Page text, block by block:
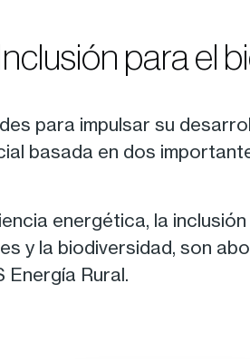
para el
para impulsar su
basada en dos
energética, la
y la biodiversidad, son
Energía Rural.